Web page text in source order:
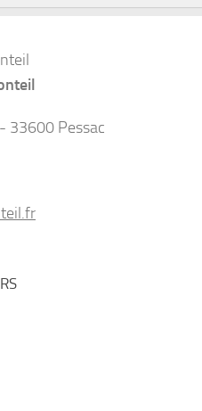
33600 Pessac